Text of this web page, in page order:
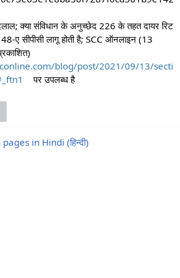
क्या संविधान के अनुच्छेद 226 के तहत दायर रिट
ए सीपीसी लागू होती है; SCC ऑनलाइन (13
blog/post/2021/09/13/secti
पर उपलब्धहै
in Hindi (हिन्दी)